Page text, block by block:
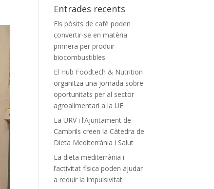
Entrades recents
Els pòsits de cafè poden
convertir-se en matèria
primera per produir
biocombustibles
El Hub Foodtech & Nutrition
organitza una jornada sobre
oportunitats per al sector
agroalimentari a la UE
La URV i l’Ajuntament de
Cambrils creen la Càtedra de
Dieta Mediterrània i Salut
La dieta mediterrània i
l’activitat física poden ajudar
a reduir la impulsivitat